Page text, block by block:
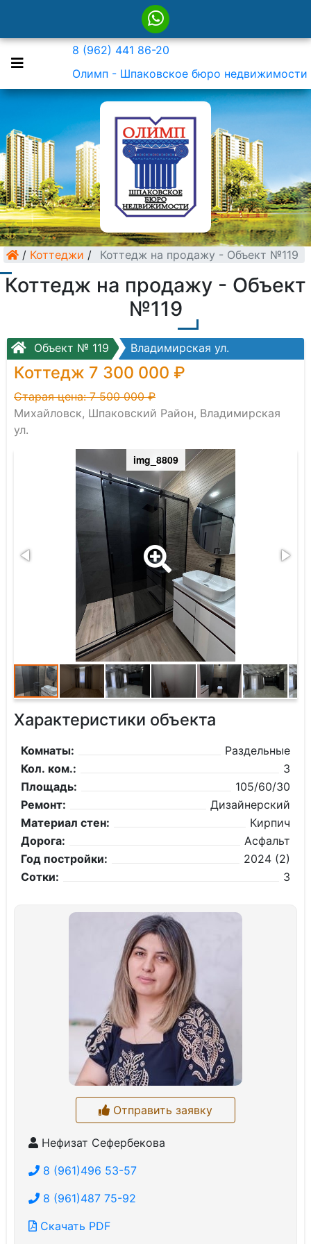
8 (962) 441 86-20
Олимп - Шпаковское бюро недвижимости
/ Коттеджи / Коттедж на продажу - Объект №119
Коттедж на продажу - Объект
№119
Объект № 119 Владимирская ул.
Коттедж 7 300 000 ₽
Старая цена: 7 500 000 ₽
Михайловск, Шпаковский Район, Владимирская
ул.
img_8809
Характеристики объекта
Комнаты:
Раздельные
Кол. ком.:
3
Площадь:
105/60/30
Ремонт:
Дизайнерский
Материал стен:
Кирпич
Дорога:
Асфальт
Год постройки:
2024 (2)
Сотки:
3
Отправить заявку
Нефизат Сефербекова
8 (961)496 53-57
8 (961)487 75-92
Скачать PDF